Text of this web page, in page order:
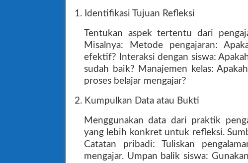
1. Identifikasi Tujuan Refleksi
Tentukan aspek tertentu dari
Misalnya: Metode pengajaran:
efektif? Interaksi dengan siswa:
sudah baik? Manajemen kelas:
proses belajar mengajar?
2. Kumpulkan Data atau Bukti
Menggunakan data dari praktik
yang lebih konkret untuk refleksi.
Catatan pribadi: Tuliskan
mengajar. Umpan balik siswa: